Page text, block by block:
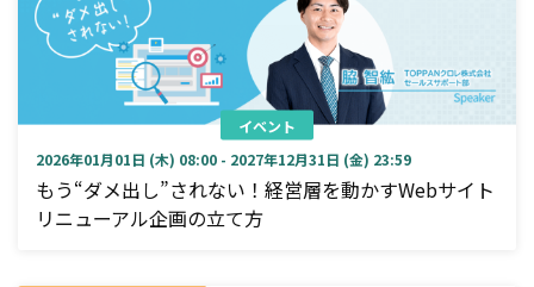
イベント
2026年01月01日 (木) 08:00 - 2027年12月31日 (金) 23:59
もう“ダメ出し”されない！経営層を動かすWebサイト
リニューアル企画の立て方